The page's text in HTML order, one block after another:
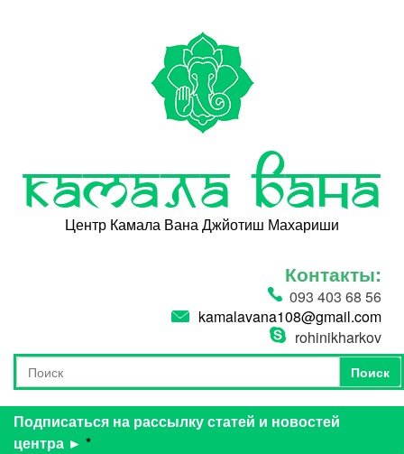
Камала Вана
Центр Камала Вана Джйотиш Махариши
Контакты:
093 403 68 56
kamalavana108@gmail.com
rohinikharkov
Форма поиска
Поиск
Поиск
Подписаться на рассылку статей и новостей
центра ► *